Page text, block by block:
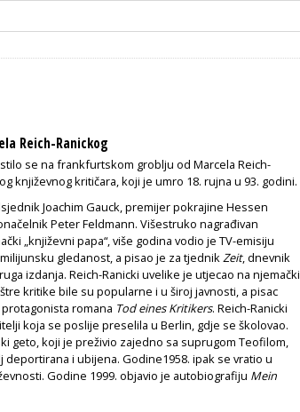
Reich-Ranickog
se na frankfurtskom groblju od Marcela Reich-
književnog kritičara, koji je umro 18. rujna u 93. godini.
Joachim Gauck, premijer pokrajine Hessen
Peter Feldmann. Višestruko nagrađivan
„književni papa“, više godina vodio je TV-emisiju
gledanost, a pisao je za tjednik Zeit, dnevnik
izdanja. Reich-Ranicki uvelike je utjecao na njemački
kritike bile su popularne i u široj javnosti, a pisac
romana Tod eines Kritikers. Reich-Ranicki
koja se poslije preselila u Berlin, gdje se školovao.
geto, koji je preživio zajedno sa suprugom Teofilom,
i ubijena. Godine1958. ipak se vratio u
Godine 1999. objavio je autobiografiju Mein